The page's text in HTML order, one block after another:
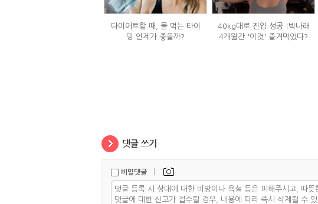
다이어트할 때, 물 먹는 타이
밍 언제가 좋을까?
40kg대로 진입 성공 !박나래
4개월간 '이것' 즐겨먹었다?
비밀댓글 |